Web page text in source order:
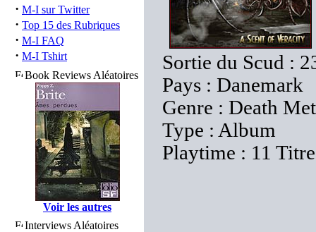
· M-I sur Twitter
· Top 15 des Rubriques
· M-I FAQ
· M-I Tshirt
Book Reviews Aléatoires
Voir les autres
Interviews Aléatoires
Sortie du Scud :
Pays : Danemark
Genre : Death
Type : Album
Playtime : 11